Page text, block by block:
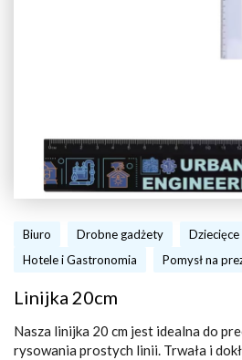
Biuro Drobne gadżety Dziecięce
Hotele i Gastronomia
Pomysł na
Linijka 20cm
Nasza linijka 20 cm jest idealna do
rysowania prostych linii. Trwała i